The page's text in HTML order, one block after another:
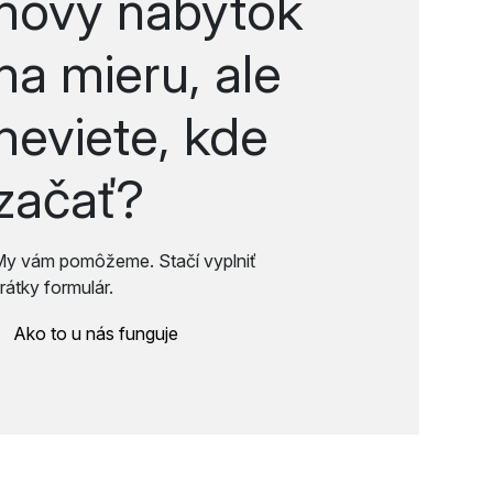
mieru, ale
kde
vám pomôžeme. Stačí vyplniť
formulár.
Ako to u nás funguje